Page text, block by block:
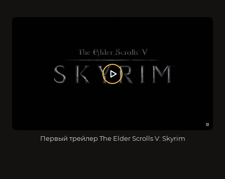
Первый трейлер The Elder Scrolls V: Skyrim